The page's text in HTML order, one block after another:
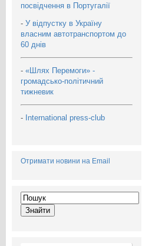
посвідчення в Португалії
- У відпустку в Україну
власним автотранспортом до
60 днів
- «Шлях Перемоги» -
громадсько-політичний
тижневик
- International press-club
Отримати новини на Email